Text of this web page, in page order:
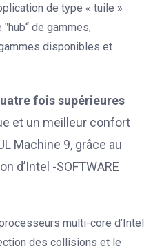
de type « tuile »
de gammes,
disponibles et
fois supérieures
et un meilleur confort
Machine 9, grâce au
d’Intel -SOFTWARE
multi-core d’Intel
des collisions et le